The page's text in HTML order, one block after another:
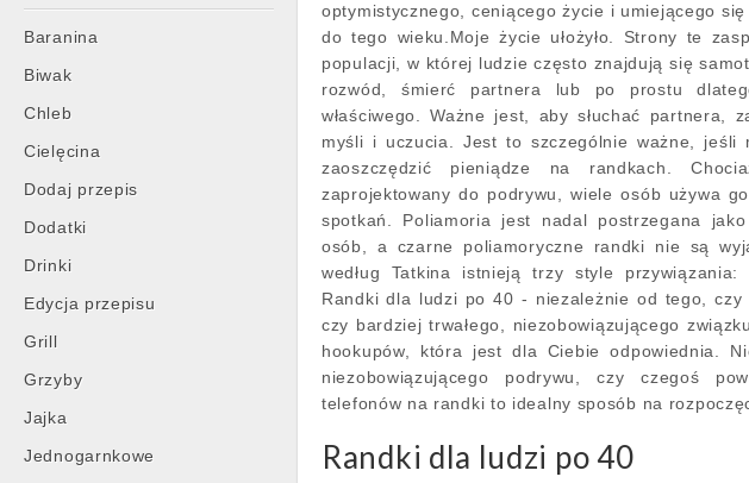
Main
menu
Skip
content
Baranina
Biwak
Chleb
Cielęcina
Dodaj przepis
Dodatki
Drinki
Edycja przepisu
Grill
Grzyby
Jajka
Jednogarnkowe
optymistycznego, ceniącego życie i umiejącego
do tego wieku.Moje życie ułożyło. Strony te
populacji, w której ludzie często znajdują się
rozwód, śmierć partnera lub po prostu
właściwego. Ważne jest, aby słuchać partnera,
myśli i uczucia. Jest to szczególnie ważne, jeśli
zaoszczędzić pieniądze na randkach.
zaprojektowany do podrywu, wiele osób używa
spotkań. Poliamoria jest nadal postrzegana
osób, a czarne poliamoryczne randki nie są
według Tatkina istnieją trzy style przywiązania:
Randki dla ludzi po 40 - niezależnie od tego, czy
czy bardziej trwałego, niezobowiązującego
hookupów, która jest dla Ciebie odpowiednia.
niezobowiązującego podrywu, czy czegoś
telefonów na randki to idealny sposób na
Randki dla ludzi po 40